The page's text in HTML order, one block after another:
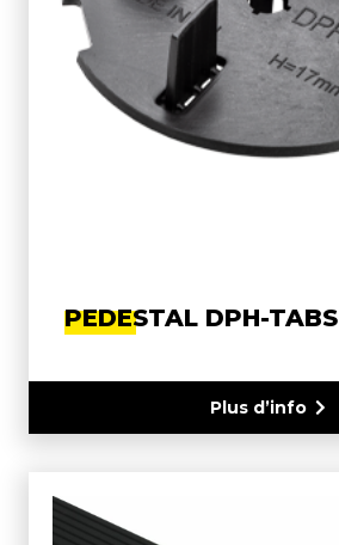
PEDESTAL DPH-TABS
Plus d’info